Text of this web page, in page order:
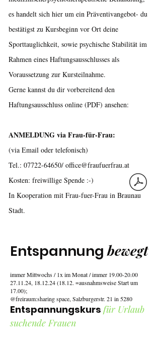
es handelt sich hier um ein Präventivangebot- du
bestätigst zu Kursbeginn vor Ort deine
Sporttauglichkeit, sowie psychische Stabilität im
Rahmen eines Haftungsausschlusses als
Voraussetzung zur Kursteilnahme.
Gerne kannst du dir vorbereitend den
Haftungsausschluss online (PDF) ansehen:
ANMELDUNG via Frau-für-Frau:
(via Email oder telefonisch)
Tel.: 07722-64650/ office@fraufuerfrau.at
Kosten: freiwillige Spende :-)
In Kooperation mit Frau-fuer-Frau in Braunau
Stadt.
Entspannungbewegt
immer Mittwochs / 1x im Monat / immer 19.00-20.00
27.11.24, 18.12.24 (18.12. =ausnahmsweise Start um
17.00);
@freiraum:sharing space, Salzburgerstr. 21 in 5280
Entspannungskurs für Urlaub
suchende Frauen